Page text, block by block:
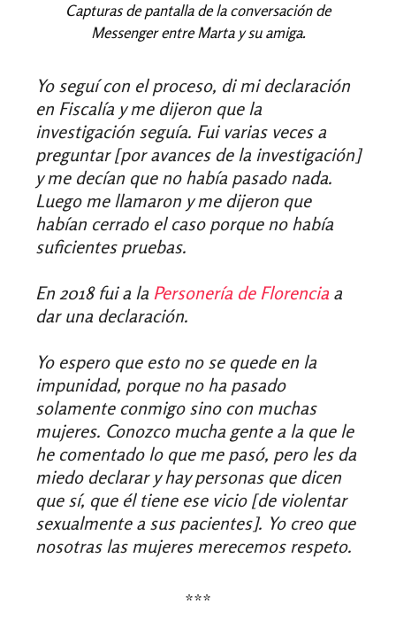
Capturas de pantalla de la conversación de
Messenger entre Marta y su amiga.
Yo seguí con el proceso, di mi declaración
en Fiscalía y me dijeron que la
investigación seguía. Fui varias veces a
preguntar [por avances de la investigación]
y me decían que no había pasado nada.
Luego me llamaron y me dijeron que
habían cerrado el caso porque no había
suficientes pruebas.
En 2018 fui a la Personería de Florencia a
dar una declaración.
Yo espero que esto no se quede en la
impunidad, porque no ha pasado
solamente conmigo sino con muchas
mujeres. Conozco mucha gente a la que le
he comentado lo que me pasó, pero les da
miedo declarar y hay personas que dicen
que sí, que él tiene ese vicio [de violentar
sexualmente a sus pacientes]. Yo creo que
nosotras las mujeres merecemos respeto.
***